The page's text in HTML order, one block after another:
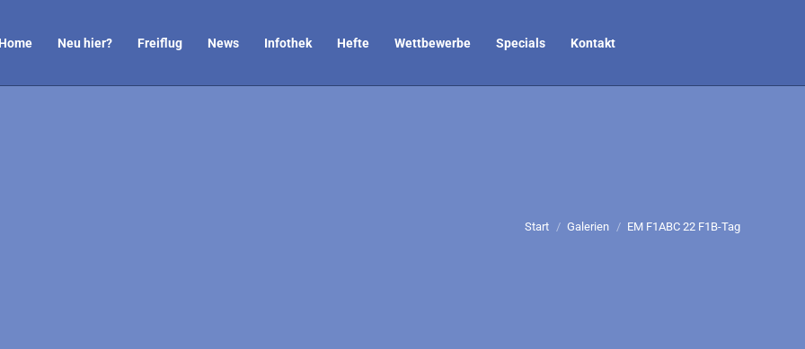
Neu hier? Freiflug News Infothek Hefte Wettbewerbe Specials Kontakt
Sie befinden sich hier:
Start Galerien EM F1ABC 22 F1B-Tag